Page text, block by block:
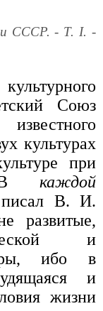
СССР. - Т. I. -
Союз
культурах
при
"В каждой
писал В. И.
развитые,
и
ибо в
и
жизни